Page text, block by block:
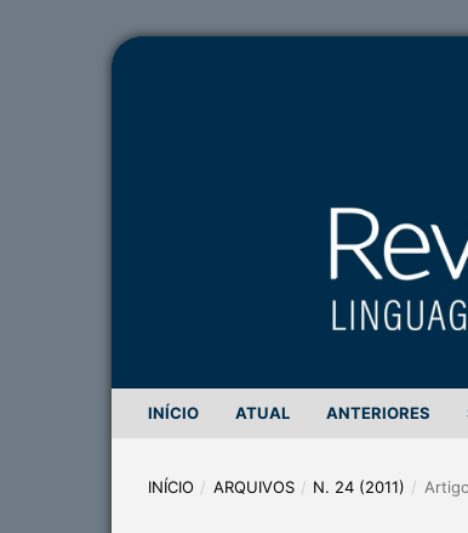
INÍCIO ATUAL ANTERIORES
INÍCIO / ARQUIVOS / N. 24 (2011) /